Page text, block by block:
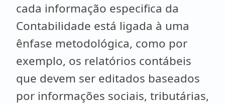
cada informação especifica da
Contabilidade está ligada à uma
ênfase metodológica, como por
exemplo, os relatórios contábeis
que devem ser editados baseados
por informações sociais, tributárias,